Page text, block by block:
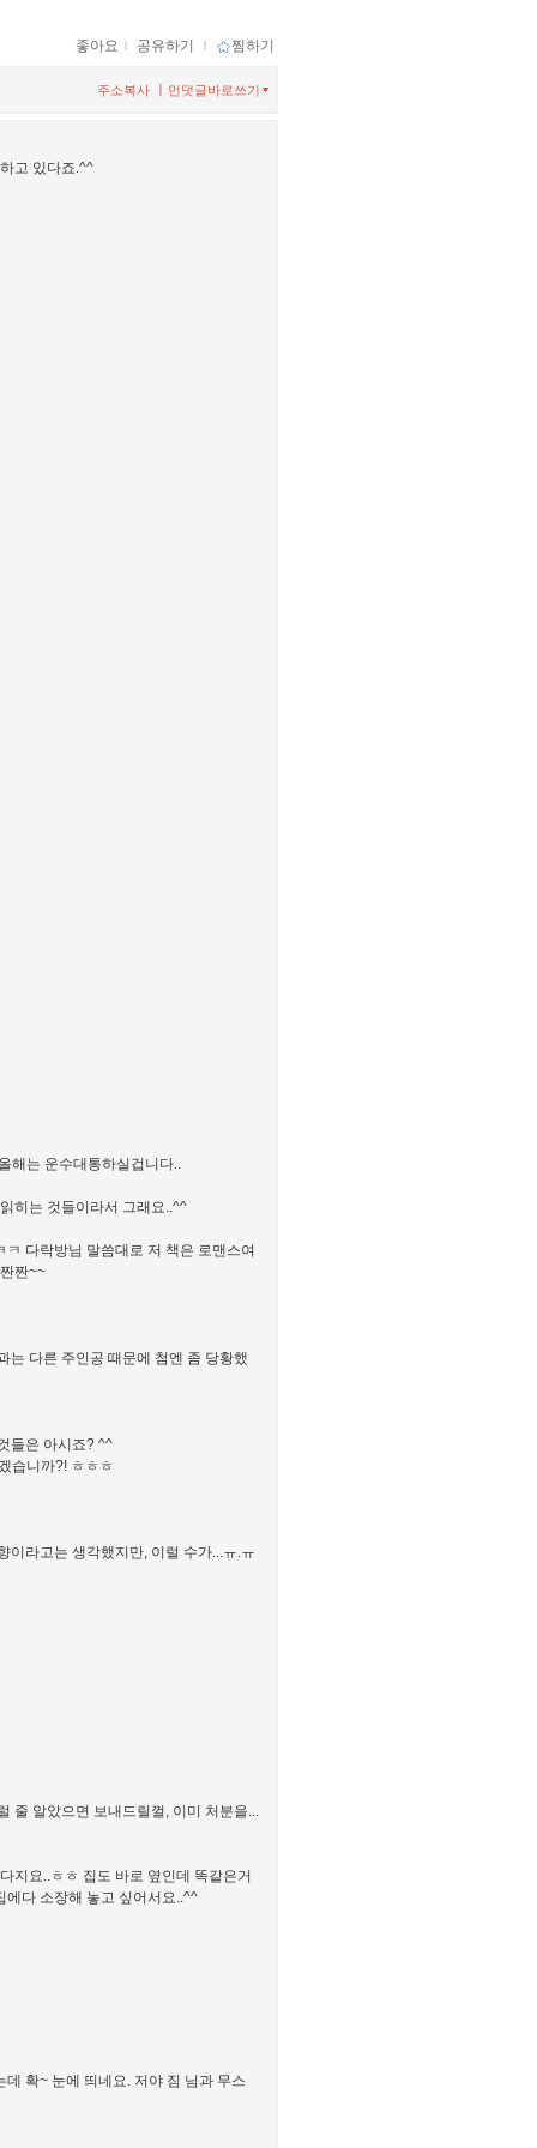
좋아요 ｌ 공유하기 ｌ 찜하기
먼댓글바로쓰기
주소복사
고 있다죠.^^
해는 운수대통하실겁니다..
히는 것들이라서 그래요..^^
다락방님 말씀대로 저 책은 로맨스여
짠~~
는 다른 주인공 때문에 첨엔 좀 당황했
들은 아시죠? ^^
습니까?! ㅎㅎㅎ
이라고는 생각했지만, 이럴 수가...ㅠ.ㅠ
줄 알았으면 보내드릴껄, 이미 처분을...
지요..ㅎㅎ 집도 바로 옆인데 똑같은거
에다 소장해 놓고 싶어서요..^^
확~ 눈에 띄네요. 저야 짐 님과 무스